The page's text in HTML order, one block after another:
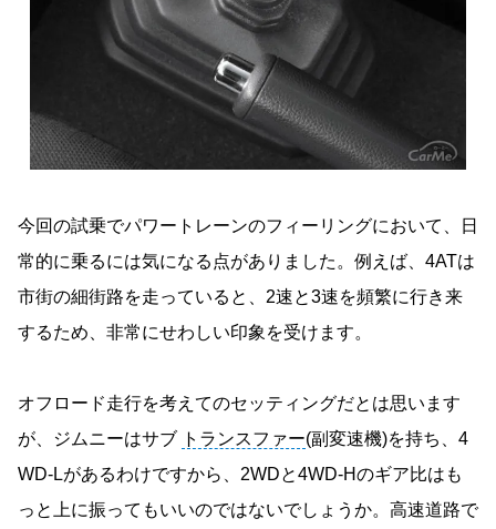
今回の試乗でパワートレーンのフィーリングにおいて、日
常的に乗るには気になる点がありました。例えば、4ATは
市街の細街路を走っていると、2速と3速を頻繁に行き来
するため、非常にせわしい印象を受けます。
オフロード走行を考えてのセッティングだとは思います
が、ジムニーはサブ トランスファー(副変速機)を持ち、4
WD-Lがあるわけですから、2WDと4WD-Hのギア比はも
っと上に振ってもいいのではないでしょうか。高速道路で